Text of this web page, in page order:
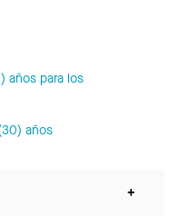
años para los
años
+